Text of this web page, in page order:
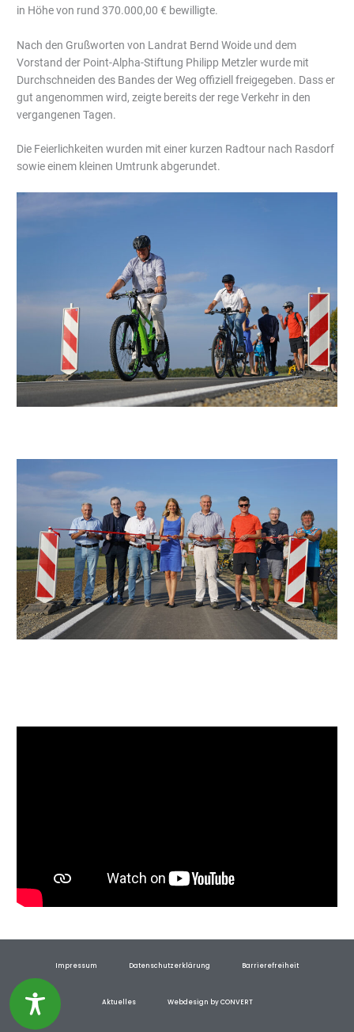
in Höhe von rund 370.000,00 € bewilligte.
Nach den Grußworten von Landrat Bernd Woide und dem
Vorstand der Point-Alpha-Stiftung Philipp Metzler wurde mit
Durchschneiden des Bandes der Weg offiziell freigegeben. Dass er
gut angenommen wird, zeigte bereits der rege Verkehr in den
vergangenen Tagen.
Die Feierlichkeiten wurden mit einer kurzen Radtour nach Rasdorf
sowie einem kleinen Umtrunk abgerundet.
Impressum Datenschutzerklärung Barrierefreiheit
Aktuelles Webdesign by CONVERT